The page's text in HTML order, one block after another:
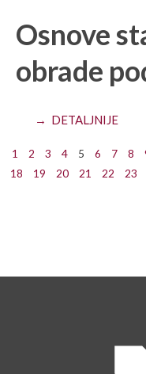
Osnove
obrade
→ DETALJNIJE
1 2 3 4 5 6 7 8
18
19 20 21 22 23